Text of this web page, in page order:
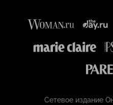
Сетевое издание